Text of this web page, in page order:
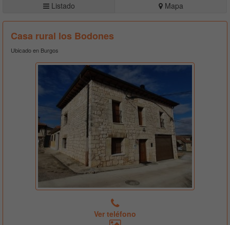
Listado Mapa
Casa rural los Bodones
Ubicado en Burgos
Ver teléfono